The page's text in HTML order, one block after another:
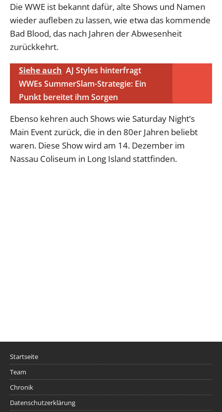
Die WWE ist bekannt dafür, alte Shows und Namen
wieder aufleben zu lassen, wie etwa das kommende
Bad Blood, das nach Jahren der Abwesenheit
zurückkehrt.
Siehe auch AJ Styles hinterfragt
WWEs SummerSlam-Strategie: Ein
Punkt bereitet ihm Sorgen
Ebenso kehren auch Shows wie Saturday Night’s
Main Event zurück, die in den 80er Jahren beliebt
waren. Diese Show wird am 14. Dezember im
Nassau Coliseum in Long Island stattfinden.
Startseite
Team
Chronik
Datenschutzerklärung